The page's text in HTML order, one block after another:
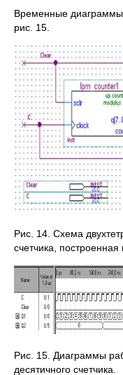
Временные диаграммы
рис. 15.
Рис. 14. Схема
счетчика,
Рис. 15. Диаграммы
десятичного счетчика.